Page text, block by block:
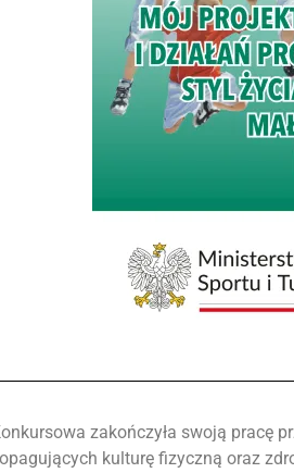
zakończyła swoją pracę
kulturę fizyczną oraz